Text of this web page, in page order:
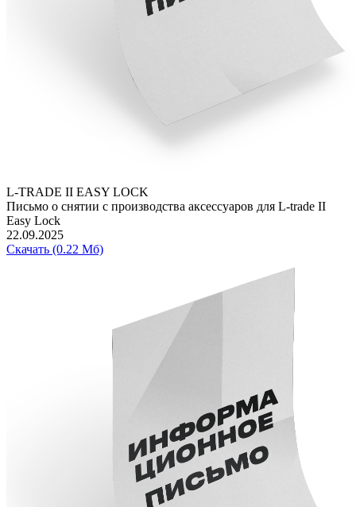
L-TRADE II EASY LOCK
Письмо о снятии с производства аксессуаров для L-trade II
Easy Lock
22.09.2025
Скачать (0.22 Мб)